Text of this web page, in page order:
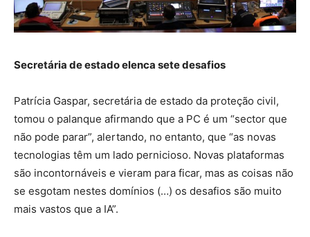
Secretária de estado elenca sete desafios
Patrícia Gaspar, secretária de estado da proteção civil,
tomou o palanque afirmando que a PC é um “sector que
não pode parar”, alertando, no entanto, que “as novas
tecnologias têm um lado pernicioso. Novas plataformas
são incontornáveis e vieram para ficar, mas as coisas não
se esgotam nestes domínios (…) os desafios são muito
mais vastos que a IA”.